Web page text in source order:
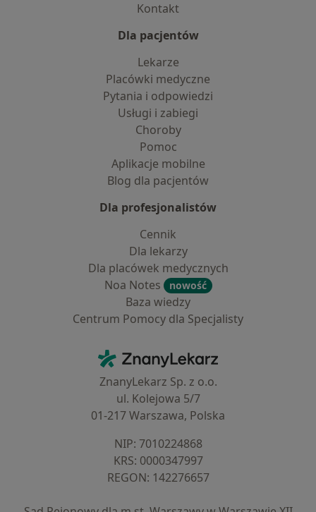
Kontakt
Dla pacjentów
Lekarze
Placówki medyczne
Pytania i odpowiedzi
Usługi i zabiegi
Choroby
Pomoc
Aplikacje mobilne
Blog dla pacjentów
Dla profesjonalistów
Cennik
Dla lekarzy
Dla placówek medycznych
Noa Notes
nowość
Baza wiedzy
Centrum Pomocy dla Specjalisty
ZnanyLekarz - Strona główna
ZnanyLekarz Sp. z o.o.
ul. Kolejowa 5/7
01-217 Warszawa, Polska
NIP: ⁠7010224868
KRS: ⁠0000347997
REGON: ⁠142276657